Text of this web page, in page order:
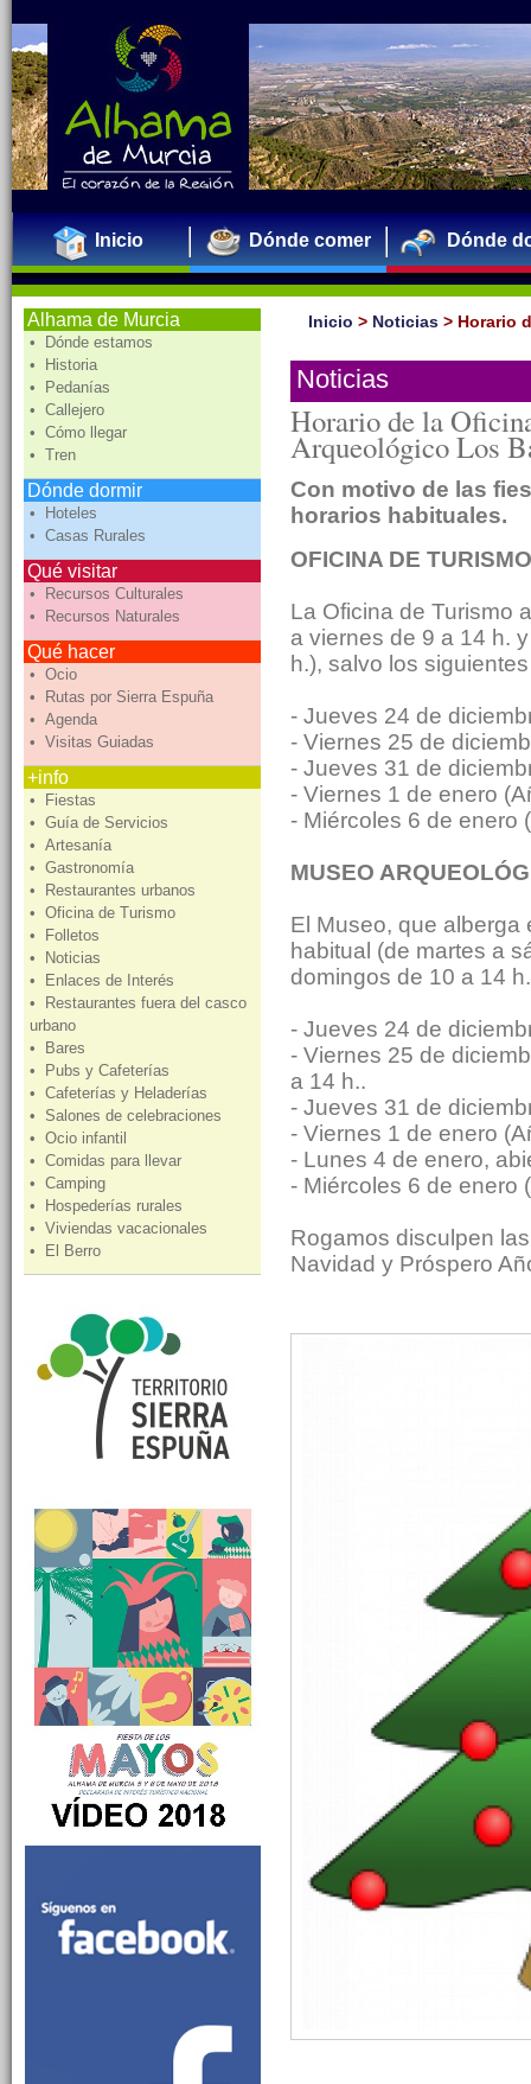
Inicio Dónde comer Dónde
Alhama de Murcia
• Dónde estamos
• Historia
• Pedanías
• Callejero
• Cómo llegar
• Tren
Dónde dormir
• Hoteles
• Casas Rurales
Qué visitar
• Recursos Culturales
• Recursos Naturales
Qué hacer
• Ocio
• Rutas por Sierra Espuña
• Agenda
• Visitas Guiadas
+info
• Fiestas
• Guía de Servicios
• Artesanía
• Gastronomía
• Restaurantes urbanos
• Oficina de Turismo
• Folletos
• Noticias
• Enlaces de Interés
• Restaurantes fuera del casco
urbano
• Bares
• Pubs y Cafeterías
• Cafeterías y Heladerías
• Salones de celebraciones
• Ocio infantil
• Comidas para llevar
• Camping
• Hospederías rurales
• Viviendas vacacionales
• El Berro
Inicio > Noticias > Horario
Noticias
Horario de la
Arqueológico Los
Con motivo de las
horarios habituales.
OFICINA DE TURISMO
La Oficina de Turismo
a viernes de 9 a 14 h.
h.), salvo los
- Jueves 24 de
- Viernes 25 de
- Jueves 31 de
- Viernes 1 de enero
- Miércoles 6 de enero
MUSEO
El Museo, que alberga
habitual (de martes a
domingos de 10 a 14
- Jueves 24 de
- Viernes 25 de
a 14 h..
- Jueves 31 de
- Viernes 1 de enero
- Lunes 4 de enero,
- Miércoles 6 de enero
Rogamos disculpen
Navidad y Próspero